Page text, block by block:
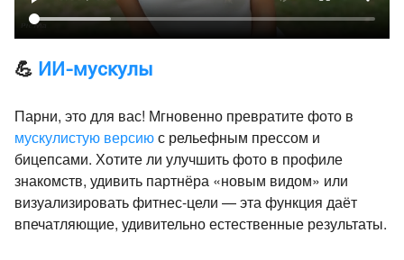
💪 ИИ-мускулы
Парни, это для вас! Мгновенно превратите фото в
мускулистую версиюс рельефным прессом и
бицепсами. Хотите ли улучшить фото в профиле
знакомств, удивить партнёра «новым видом» или
визуализировать фитнес-цели — эта функция даёт
впечатляющие, удивительно естественные результаты.